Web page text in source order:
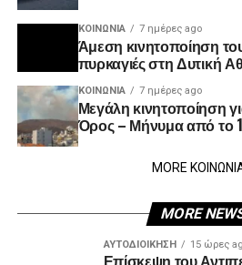
ΚΟΙΝΩΝΊΑ 7 ημέρες ago
Άμεση κινητοποίηση
πυρκαγιές στη Δυτική
ΚΟΙΝΩΝΊΑ 7 ημέρες ago
Μεγάλη κινητοποίηση
Όρος – Μήνυμα από το
MORE
MORE
ΑΥΤΟΔΙΟΊΚΗΣΗ 15 ώρες
Επίσκεψη του